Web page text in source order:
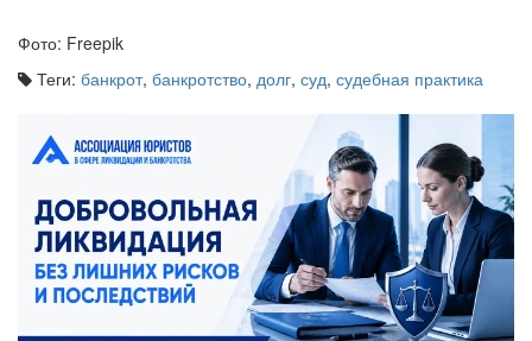
Теги:банкрот